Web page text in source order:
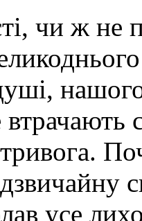
чи ж не
усе